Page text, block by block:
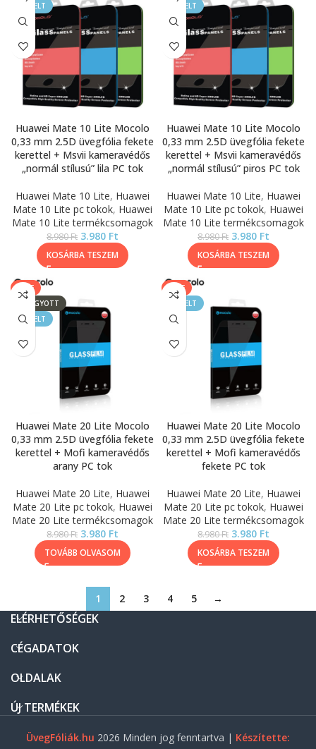
KIEMELT
Huawei Mate 10 Lite Mocolo
0,33 mm 2.5D üvegfólia fekete
kerettel + Msvii kameravédős
„normál stílusú” lila PC tok
Huawei Mate 10 Lite, Huawei
Mate 10 Lite pc tokok, Huawei
Mate 10 Lite termékcsomagok
8.980Ft 3.980 Ft
KOSÁRBA TESZEM
KIEMELT
Huawei Mate 10 Lite Mocolo
0,33 mm 2.5D üvegfólia fekete
kerettel + Msvii kameravédős
„normál stílusú” piros PC tok
Huawei Mate 10 Lite, Huawei
Mate 10 Lite pc tokok, Huawei
Mate 10 Lite termékcsomagok
8.980Ft 3.980 Ft
KOSÁRBA TESZEM
SALE
ELFOGYOTT
KIEMELT
Huawei Mate 20 Lite Mocolo
0,33 mm 2.5D üvegfólia fekete
kerettel + Mofi kameravédős
arany PC tok
Huawei Mate 20 Lite, Huawei
Mate 20 Lite pc tokok, Huawei
Mate 20 Lite termékcsomagok
8.980Ft 3.980 Ft
TOVÁBB OLVASOM
SALE
KIEMELT
Huawei Mate 20 Lite Mocolo
0,33 mm 2.5D üvegfólia fekete
kerettel + Mofi kameravédős
fekete PC tok
Huawei Mate 20 Lite, Huawei
Mate 20 Lite pc tokok, Huawei
Mate 20 Lite termékcsomagok
8.980Ft 3.980 Ft
KOSÁRBA TESZEM
1 2 3 4 5 →
ELÉRHETŐSÉGEK
CÉGADATOK
OLDALAK
ÚJ TERMÉKEK
ÜvegFóliák.hu 2026 Minden jog fenntartva | Készítette: